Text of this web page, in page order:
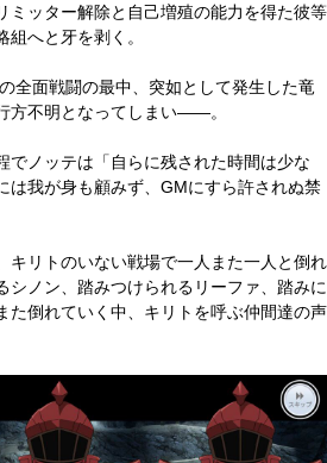
ミッター解除と自己増殖の能力を得た彼等
へと牙を剥く。
全面戦闘の最中、突如として発生した竜
方不明となってしまい――。
ノッテは「自らに残された時間は少な
は我が身も顧みず、GMにすら許されぬ禁
リトのいない戦場で一人また一人と倒れ
シノン、踏みつけられるリーファ、踏みに
た倒れていく中、キリトを呼ぶ仲間達の声